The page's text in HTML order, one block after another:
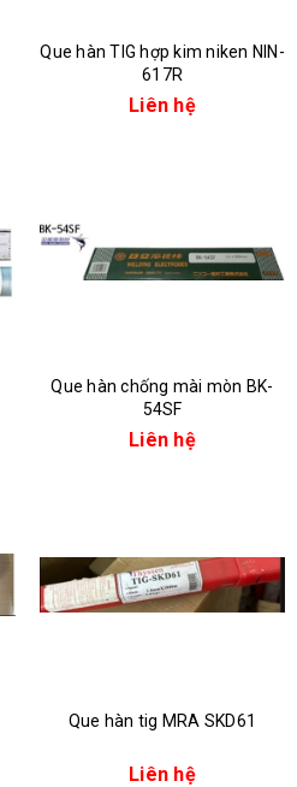
Que hàn TIG hợp kim niken NIN-
617R
Liên hệ
Que hàn chống mài mòn BK-
54SF
Liên hệ
Que hàn tig MRA SKD61
Liên hệ